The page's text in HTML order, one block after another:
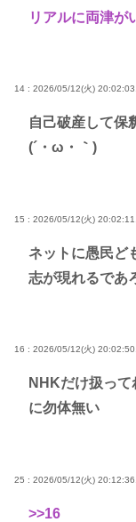
リアルに両津が
14 : 2026/05/12(火)
自己破産して保
(´・ω・｀)
15 : 2026/05/12(火)
ネットに愚民ど
志が現れるであ
16 : 2026/05/12(火)
NHKだけ扱っ
に勿体無い
25 : 2026/05/12(火)
>>16